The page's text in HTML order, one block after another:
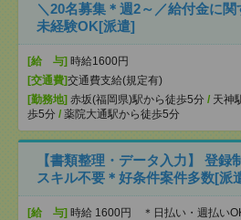
＼20名募集＊週2～／給付金に関
未経験OK[派遣]
[給 与] 時給1600円
[交通費]交通費支給(規定有)
[勤務地] 赤坂(福岡県)駅から徒歩5分 / 天神
歩5分 / 薬院大通駅から徒歩5分
【書類整理・データ入力】 登録
スキル不要＊好条件案件多数[派
[給 与] 時給 1600円 ＊日払い・週払い